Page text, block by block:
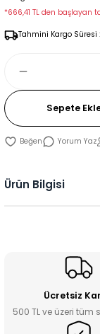
*666,41 TL den başlayan
Tahmini Kargo Süresi :
Sepete
Yorum Yaz
Ürün Bilgisi
Ücretsiz
500 TL ve üzeri tüm